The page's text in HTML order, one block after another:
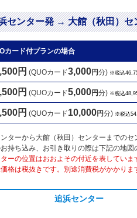
センター発 → 大館（秋田）
カード付プランの場合
円 (QUOカード3,000円分) ※税込
円 (QUOカード5,000円分) ※税込
円 (QUOカード10,000円分) ※税込
ターから大館（秋田）センターまでのセ
持ち込み、お引き取りの際は下記の地図
ーの位置はおおよその付近を表していま
格は税抜きです。別途消費税がかかりま
追浜センター